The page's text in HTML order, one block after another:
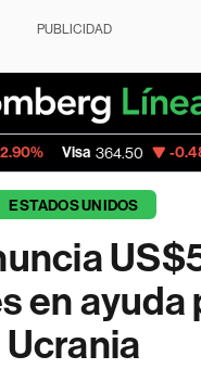
PUBLICIDAD
364.50 -0.48%
ESTADOS UNIDOS
en ayuda
Ucrania